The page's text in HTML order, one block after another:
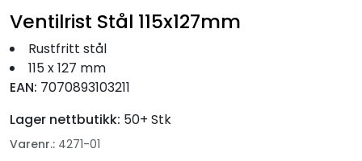
Ventilrist Stål 115x127mm
Rustfritt stål
115 x 127 mm
EAN: 7070893103211
Lager nettbutikk: 50+ Stk
Varenr.: 4271-01
Fritid/Sikkerhet
Seil